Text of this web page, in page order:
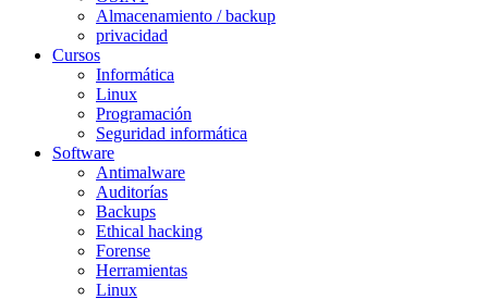
Almacenamiento / backup
privacidad
Cursos
Informática
Linux
Programación
Seguridad informática
Software
Antimalware
Auditorías
Backups
Ethical hacking
Forense
Herramientas
Linux